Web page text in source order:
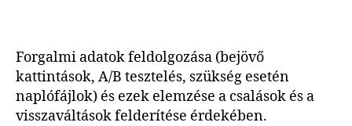
Forgalmi adatok feldolgozása (bejövő
kattintások, A/B tesztelés, szükség esetén
naplófájlok) és ezek elemzése a csalások és a
visszaváltások felderítése érdekében.